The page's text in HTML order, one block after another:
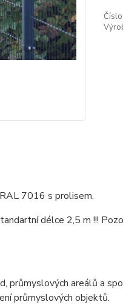
7016 s prolisem.
délce 2,5 m !!!
průmyslových areálů a
průmyslových objektů.